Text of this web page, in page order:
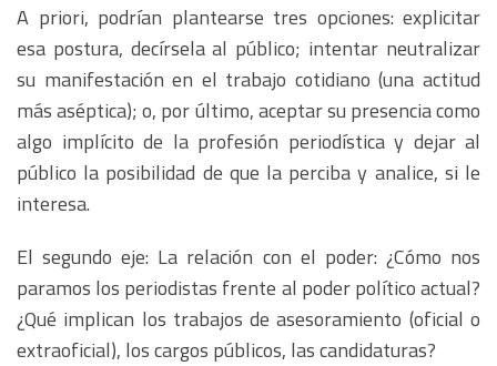
A priori, podrían plantearse tres opciones: explicitar
esa postura, decírsela al público; intentar neutralizar
su manifestación en el trabajo cotidiano (una actitud
más aséptica); o, por último, aceptar su presencia como
algo implícito de la profesión periodística y dejar al
público la posibilidad de que la perciba y analice, si le
interesa.
El segundo eje: La relación con el poder: ¿Cómo nos
paramos los periodistas frente al poder político actual?
¿Qué implican los trabajos de asesoramiento (oficial o
extraoficial), los cargos públicos, las candidaturas?